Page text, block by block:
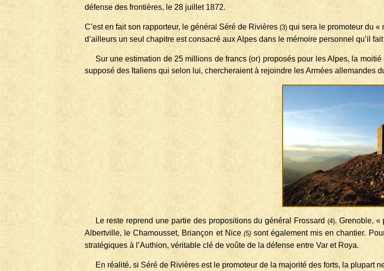
défense des frontières, le 28 juillet 1872.
C’est en fait son rapporteur, le général Séré de Rivières (3) qui sera le promoteur du «
d’ailleurs un seul chapitre est consacré aux Alpes dans le mémoire personnel qu’il
Sur une estimation de 25 millions de francs (or) proposés pour les Alpes, la
supposé des Italiens qui selon lui, cherche­raient à rejoindre les Armées allemandes
Le reste reprend une partie des propositions du général Frossard (4). Grenoble, «
Albertville, le Chamousset, Briançon et Nice (5) sont également mis en chantier.
stratégiques à l’Authion, véritable clé de voûte de la défense entre Var et Roya.
En réalité, si Séré de Rivières est le promoteur de la majorité des forts, la plupart